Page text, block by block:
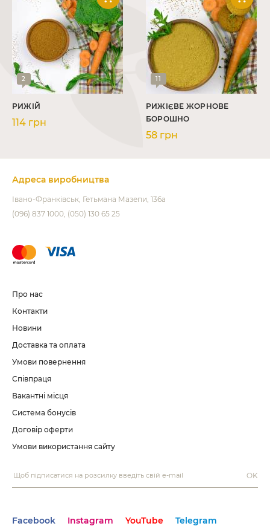
2
РИЖІЙ
114 грн
11
РИЖІЄВЕ ЖОРНОВЕ
БОРОШНО
58 грн
Адреса виробництва
Івано-Франківськ Гетьмана Мазепи, 136а
(096) 837 1000 (050) 130 65 25
Про нас
Контакти
Новини
Доставка та оплата
Умови повернення
Співпраця
Вакантні місця
Система бонусів
Договір оферти
Умови використання сайту
OK
Facebook Instagram YouTube Telegram